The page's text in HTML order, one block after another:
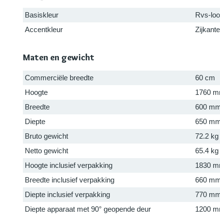
Basiskleur
Rvs-
Accentkleur
Maten en gewicht
Commerciële breedte
60 cm
Hoogte
1760
Breedte
600
Diepte
650
Bruto gewicht
72.2 kg
Netto gewicht
65.4 kg
Hoogte inclusief verpakking
1830
Breedte inclusief verpakking
660
Diepte inclusief verpakking
770
Diepte apparaat met 90° geopende deur
1200